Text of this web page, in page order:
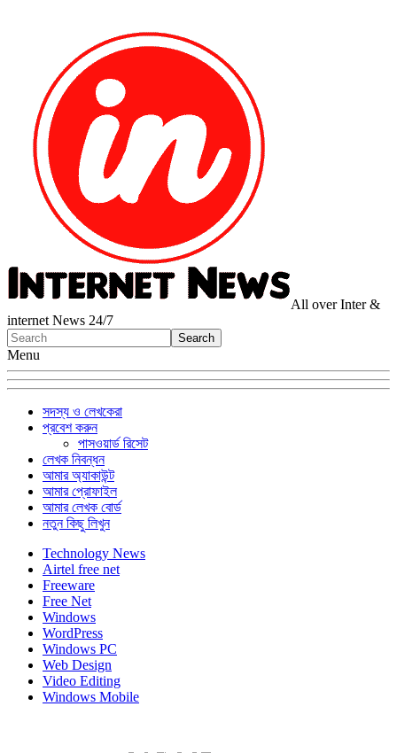
All over Inter &
internet News 24/7
Menu
সদস্য ও লেখকেরা
প্রবেশ করুন
পাসওয়ার্ড রিসেট
লেখক নিবন্ধন
আমার অ্যাকাউন্ট
আমার প্রোফাইল
আমার লেখক বোর্ড
নতুন কিছু লিখুন
Technology News
Airtel free net
Freeware
Free Net
Windows
WordPress
Windows PC
Web Design
Video Editing
Windows Mobile